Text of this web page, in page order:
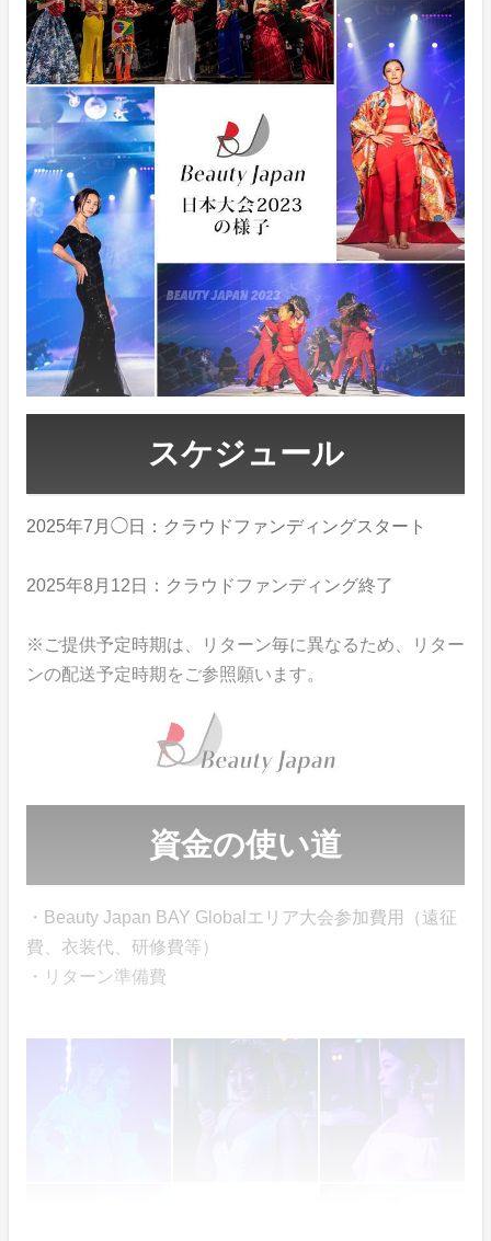
スケジュール
2025年7月◯日：クラウドファンディングスタート
2025年8月12日：クラウドファンディング終了
※ご提供予定時期は、リターン毎に異なるため、リター
ンの配送予定時期をご参照願います。
資金の使い道
・Beauty Japan BAY Globalエリア大会参加費用（遠征
費、衣装代、研修費等）
・リターン準備費